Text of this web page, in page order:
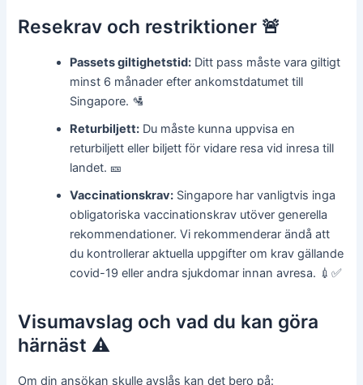
Resekrav och restriktioner 🚨
Passets giltighetstid: Ditt pass måste vara giltigt
minst 6 månader efter ankomstdatumet till
Singapore. 🛂
Returbiljett: Du måste kunna uppvisa en
returbiljett eller biljett för vidare resa vid inresa till
landet. 🎫
Vaccinationskrav: Singapore har vanligtvis inga
obligatoriska vaccinationskrav utöver generella
rekommendationer. Vi rekommenderar ändå att
du kontrollerar aktuella uppgifter om krav gällande
covid-19 eller andra sjukdomar innan avresa. 💉✅
Visumavslag och vad du kan göra
härnäst ⚠️
Om din ansökan skulle avslås kan det bero på: